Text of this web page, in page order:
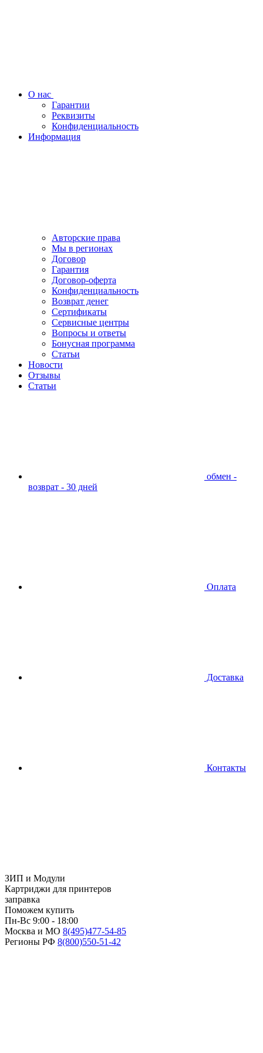
О нас
Гарантии
Реквизиты
Конфиденциальность
Информация
Авторские права
Мы в регионах
Договор
Гарантия
Договор-оферта
Конфиденциальность
Возврат денег
Сертификаты
Сервисные центры
Вопросы и ответы
Бонусная программа
Статьи
Новости
Отзывы
Статьи
обмен -
возврат - 30 дней
Оплата
Доставка
Контакты
ЗИП и Модули
Картриджи для принтеров
заправка
Поможем купить
Пн-Вс 9:00 - 18:00
Москва и МО 8(495)477-54-85
Регионы РФ 8(800)550-51-42